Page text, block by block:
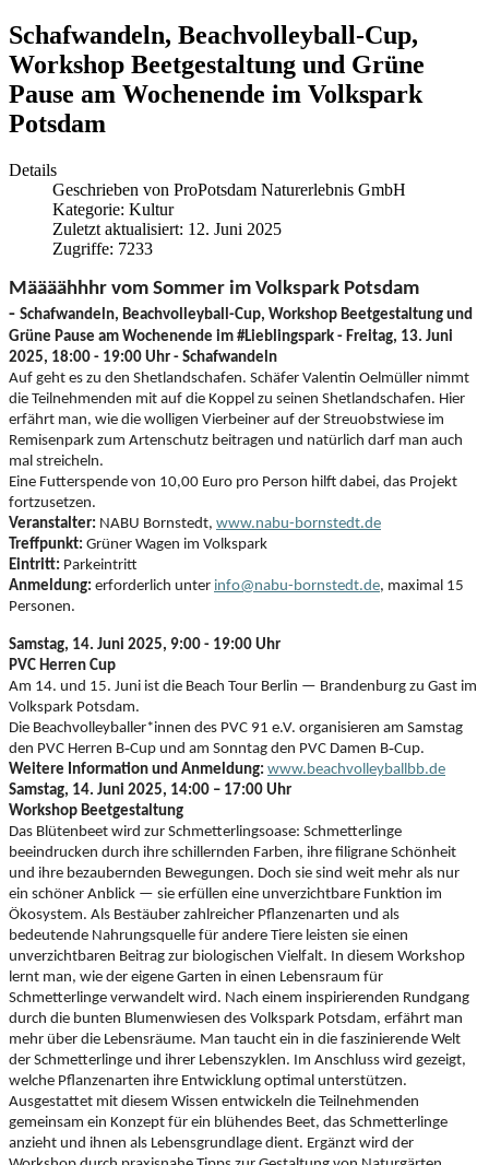
Schafwandeln, Beachvolleyball-Cup,
Workshop Beetgestaltung und Grüne
Pause am Wochenende im Volkspark
Potsdam
Details
Geschrieben von ProPotsdam Naturerlebnis GmbH
Kategorie: Kultur
Zuletzt aktualisiert: 12. Juni 2025
Zugriffe: 7233
Määäähhhr vom Sommer im Volkspark Potsdam
- Schafwandeln, Beachvolleyball-Cup, Workshop Beetgestaltung und
Grüne Pause am Wochenende im #Lieblingspark - Freitag, 13. Juni
2025, 18:00 - 19:00 Uhr - Schafwandeln
Auf geht es zu den Shetlandschafen. Schäfer Valentin Oelmüller nimmt
die Teilnehmenden mit auf die Koppel zu seinen Shetlandschafen. Hier
erfährt man, wie die wolligen Vierbeiner auf der Streuobstwiese im
Remisenpark zum Artenschutz beitragen und natürlich darf man auch
mal streicheln.
Eine Futterspende von 10,00 Euro pro Person hilft dabei, das Projekt
fortzusetzen.
Veranstalter: NABU Bornstedt, www.nabu-bornstedt.de
Treffpunkt: Grüner Wagen im Volkspark
Eintritt: Parkeintritt
Anmeldung: erforderlich unter info@nabu-bornstedt.de, maximal 15
Personen.
Samstag, 14. Juni 2025, 9:00 - 19:00 Uhr
PVC Herren Cup
Am 14. und 15. Juni ist die Beach Tour Berlin — Brandenburg zu Gast im
Volkspark Potsdam.
Die Beachvolleyballer*innen des PVC 91 e.V. organisieren am Samstag
den PVC Herren B‑Cup und am Sonntag den PVC Damen B‑Cup.
Weitere Information und Anmeldung: www.beachvolleyballbb.de
Samstag, 14. Juni 2025, 14:00 – 17:00 Uhr
Workshop Beetgestaltung
Das Blütenbeet wird zur Schmetterlingsoase: Schmetterlinge
beeindrucken durch ihre schillernden Farben, ihre filigrane Schönheit
und ihre bezaubernden Bewegungen. Doch sie sind weit mehr als nur
ein schöner Anblick — sie erfüllen eine unverzichtbare Funktion im
Ökosystem. Als Bestäuber zahlreicher Pflanzenarten und als
bedeutende Nahrungsquelle für andere Tiere leisten sie einen
unverzichtbaren Beitrag zur biologischen Vielfalt. In diesem Workshop
lernt man, wie der eigene Garten in einen Lebensraum für
Schmetterlinge verwandelt wird. Nach einem inspirierenden Rundgang
durch die bunten Blumenwiesen des Volkspark Potsdam, erfährt man
mehr über die Lebensräume. Man taucht ein in die faszinierende Welt
der Schmetterlinge und ihrer Lebenszyklen. Im Anschluss wird gezeigt,
welche Pflanzenarten ihre Entwicklung optimal unterstützen.
Ausgestattet mit diesem Wissen entwickeln die Teilnehmenden
gemeinsam ein Konzept für ein blühendes Beet, das Schmetterlinge
anzieht und ihnen als Lebensgrundlage dient. Ergänzt wird der